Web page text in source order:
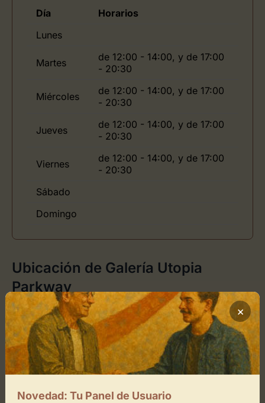
Día
Horarios
Lunes
Martes
de 12:00 - 14:00, y de 17:00
- 20:30
Miércoles
de 12:00 - 14:00, y de 17:00
- 20:30
Jueves
de 12:00 - 14:00, y de 17:00
- 20:30
Viernes
de 12:00 - 14:00, y de 17:00
- 20:30
Sábado
Domingo
Ubicación de Galería Utopia
Parkway
Cómo llegar
+
−
×
Novedad: Tu Panel de Usuario